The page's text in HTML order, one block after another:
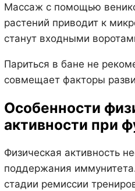
Массаж с помощью
растений приводит к
станут входными
Париться в бане не
совмещает факторы
Особенности
активности при
Физическая активность
поддержания
стадии ремиссии